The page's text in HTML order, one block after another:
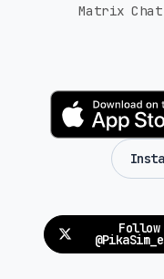
Matrix Chat
Follow